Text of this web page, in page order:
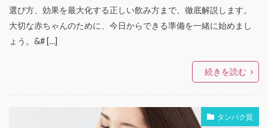
選び方、効果を最大化する正しい飲み方まで、徹底解説します。
大切な赤ちゃんのために、今日からできる準備を一緒に始めまし
ょう。&# […]
続きを読む
タンパク質